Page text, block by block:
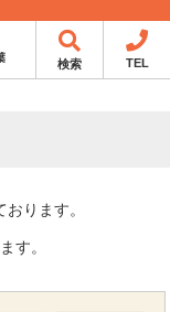
検索 TEL
ります。
す。